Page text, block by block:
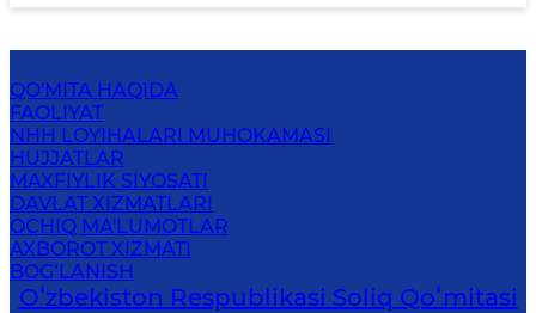
QO'MITA HAQIDA
FAOLIYAT
NHH LOYIHALARI MUHOKAMASI
HUJJATLAR
MAXFIYLIK SIYOSATI
DAVLAT XIZMATLARI
OCHIQ MA'LUMOTLAR
AXBOROT XIZMATI
BOG‘LANISH
Oʻzbekiston Respublikasi Soliq Qoʻmitasi